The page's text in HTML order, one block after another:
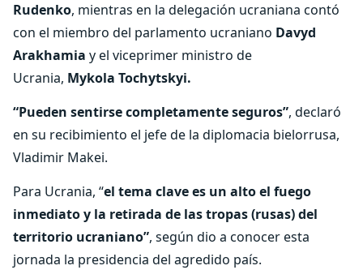
Rudenko, mientras en la delegación ucraniana contó
con el miembro del parlamento ucraniano Davyd
Arakhamia y el viceprimer ministro de
Ucrania, Mykola Tochytskyi.
“Pueden sentirse completamente seguros”, declaró
en su recibimiento el jefe de la diplomacia bielorrusa,
Vladimir Makei.
Para Ucrania, “el tema clave es un alto el fuego
inmediato y la retirada de las tropas (rusas) del
territorio ucraniano”, según dio a conocer esta
jornada la presidencia del agredido país.